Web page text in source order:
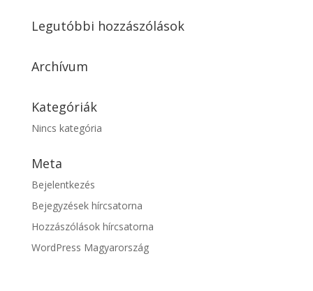
Legutóbbi hozzászólások
Archívum
Kategóriák
Nincs kategória
Meta
Bejelentkezés
Bejegyzések hírcsatorna
Hozzászólások hírcsatorna
WordPress Magyarország